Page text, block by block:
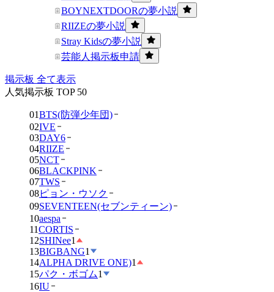
BOYNEXTDOORの夢小説
RIIZEの夢小説
Stray Kidsの夢小説
芸能人掲示板申請
掲示板 全て表示
人気掲示板 TOP 50
01BTS(防弾少年団)
02IVE
03DAY6
04RIIZE
05NCT
06BLACKPINK
07TWS
08ピョン・ウソク
09SEVENTEEN(セブンティーン)
10aespa
11CORTIS
12SHINee1
13BIGBANG1
14ALPHA DRIVE ONE)1
15パク・ボゴム1
16IU